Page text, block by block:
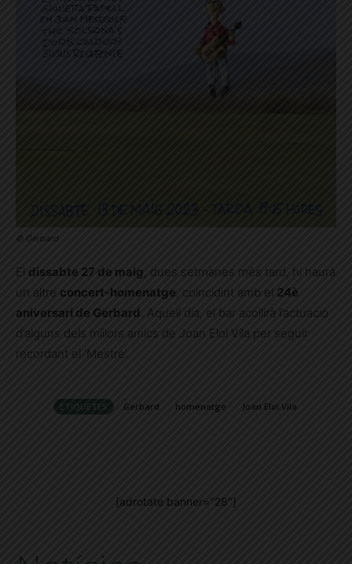
© Gerbard
El dissabte 27 de maig, dues setmanes més tard, hi haurà
un altre concert-homenatge , coincidint amb el 24è
aniversari de Gerbard . Aquell dia, el bar acollirà l’actuació
d’alguns dels millors amics de Joan Eloi Vila per seguir
recordant el ‘Mestre’.
ETIQUETES Gerbard homenatge Joan Eloi Vila
[adrotate banner="28"]